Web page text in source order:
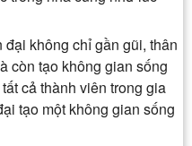
không chỉ gần gũi, thân
còn tạo không gian sống
cả thành viên trong gia
tạo một không gian sống